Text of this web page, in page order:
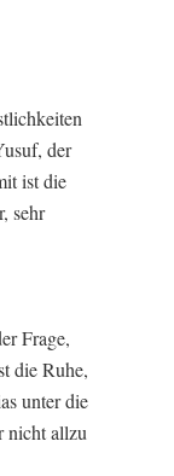
der
ist die
sehr
Frage,
die Ruhe,
unter die
nicht allzu